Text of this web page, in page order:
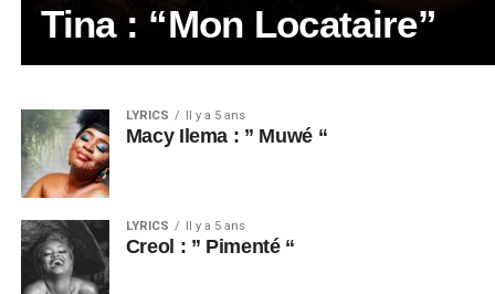
Tina : “Mon Locataire”
LYRICS Il y a 5 ans
Macy Ilema : ” Muwé “
LYRICS Il y a 5 ans
Creol : ” Pimenté “